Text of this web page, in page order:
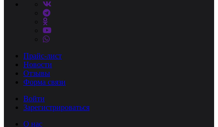
Прайс-лист
Новости
Отзывы
Форма связи
Войти
Зарегистрироваться
О нас